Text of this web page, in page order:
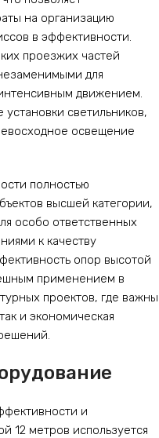
на организацию
в эффективности.
проезжих частей
для
движением.
светильников,
освещение
полностью
высшей категории,
особо ответственных
к качеству
опор высотой
применением в
проектов, где важны
и экономическая
и
12 метров используется